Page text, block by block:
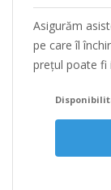
Asigurăm
pe care îl
prețul poate fi